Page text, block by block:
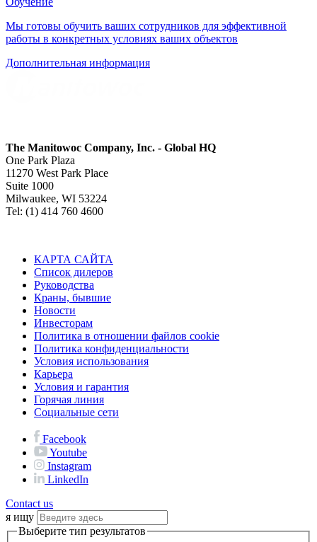
Мы готовы обучить ваших сотрудников для эффективной
работы в конкретных условиях ваших объектов
Дополнительная информация
The Manitowoc Company, Inc. - Global HQ
One Park Plaza
11270 West Park Place
Suite 1000
Milwaukee, WI 53224
Tel: (1) 414 760 4600
КАРТА САЙТА
Список дилеров
Руководства
Краны, бывшие
Новости
Инвесторам
Политика в отношении файлов cookie
Политика конфиденциальности
Условия использования
Карьера
Условия и гарантия
Горячая линия
Социальные сети
Facebook
Youtube
Instagram
LinkedIn
Contact us
я ищу
Выберите тип результатов